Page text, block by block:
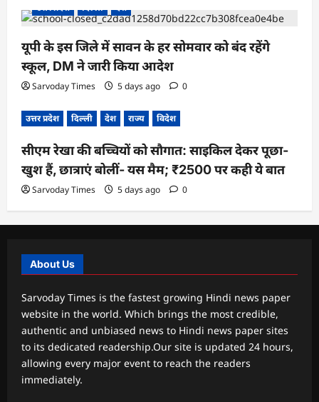
उत्तर प्रदेश
दिल्ली देश
यूपी के इस जिले में सावन के हर सोमवार को बंद रहेंगे
स्कूल, DM ने जारी किया आदेश
Sarvoday Times 5 days ago 0
उत्तर प्रदेश दिल्ली देश राज्य विदेश
सीएम रेखा की बच्चियों को सौगात: साइकिल देकर पूछा-
खुश हैं, छात्राएं बोलीं- यस मैम; ₹2500 पर कही ये बात
Sarvoday Times 5 days ago 0
About Us
Sarvoday Times is the fastest growing Hindi news paper
website in the world. Which brings the most credible,
authentic and unbiased news to Hindi news paper sites
to its dedicated readership.Our site is updated 24 hours,
allowing every major event to reach the readers
immediately.